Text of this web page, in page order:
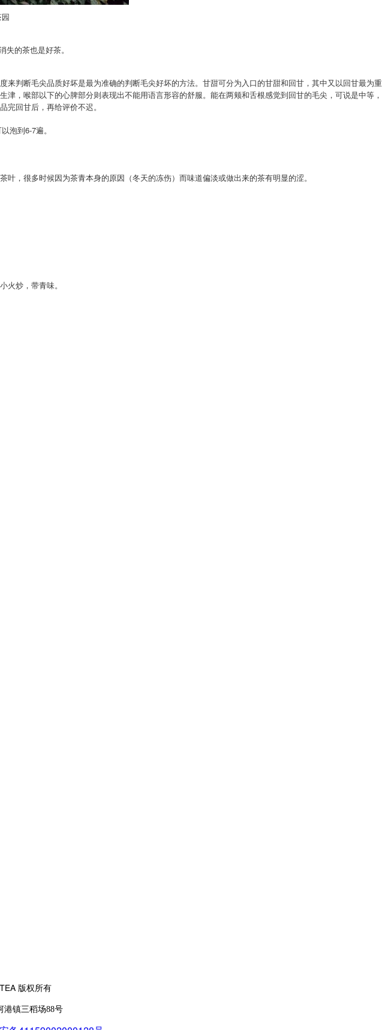
失的茶也是好茶。
判断毛尖品质好坏是最为准确的判断毛尖好坏的方法。甘甜可分为入口的甘甜和回甘，其中又以回甘最为重
，喉部以下的心脾部分则表现出不能用语言形容的舒服。能在两颊和舌根感觉到回甘的毛尖，可说是中等，
回甘后，再给评价不迟。
泡到6-7遍。
，很多时候因为茶青本身的原因（冬天的冻伤）而味道偏淡或做出来的茶有明显的涩。
炒，带青味。
版权所有
港镇三稻场88号